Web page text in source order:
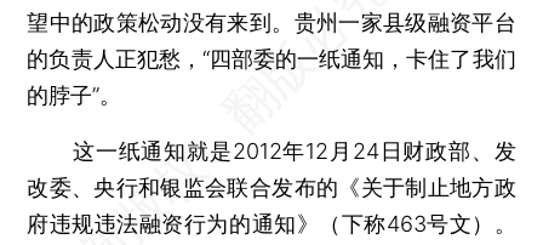
望中的政策松动没有来到。贵州一家县级融资平台
的负责人正犯愁，“四部委的一纸通知，卡住了我们
的脖子”。
这一纸通知就是2012年12月24日财政部、发
改委、央行和银监会联合发布的《关于制止地方政
府违规违法融资行为的通知》（下称463号文）。